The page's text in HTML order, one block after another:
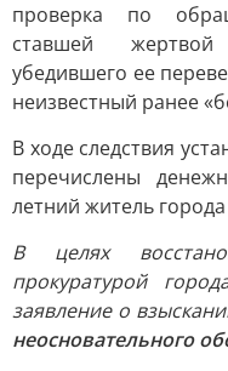
проверка по
ставшей
убедившего ее
неизвестный ранее
В ходе следствия
перечислены
летний житель
В целях
прокуратурой
заявление о
неосновательного